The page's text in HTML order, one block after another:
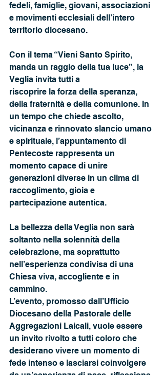
fedeli, famiglie, giovani, associazioni
e movimenti ecclesiali dell’intero
territorio diocesano.
Con il tema “Vieni Santo Spirito,
manda un raggio della tua luce”, la
Veglia invita tutti a
riscoprire la forza della speranza,
della fraternità e della comunione. In
un tempo che chiede ascolto,
vicinanza e rinnovato slancio umano
e spirituale, l’appuntamento di
Pentecoste rappresenta un
momento capace di unire
generazioni diverse in un clima di
raccoglimento, gioia e
partecipazione autentica.
La bellezza della Veglia non sarà
soltanto nella solennità della
celebrazione, ma soprattutto
nell’esperienza condivisa di una
Chiesa viva, accogliente e in
cammino.
L’evento, promosso dall’Ufficio
Diocesano della Pastorale delle
Aggregazioni Laicali, vuole essere
un invito rivolto a tutti coloro che
desiderano vivere un momento di
fede intenso e lasciarsi coinvolgere